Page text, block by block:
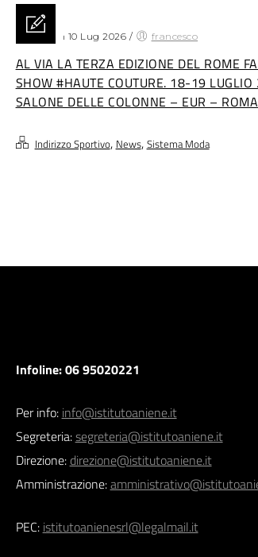
Posted on 10 Lug 2026 / francesco
AL VIA LA TERZA EDIZIONE DEL ROME
SHOW #HAUTE COUTURE. 18-19
SALONE DELLE COLONNE – EUR – ROMA
Indirizzo Sportivo, News, Sistema Moda
Infoline: 06 95020221
Per info: info@istitutoaniene.it
Segreteria:segreteria@istitutoaniene.it
Direzione: direzione@istitutoaniene.it
Amministrazione:
PEC: istitutoanienesrl@legalmail.it